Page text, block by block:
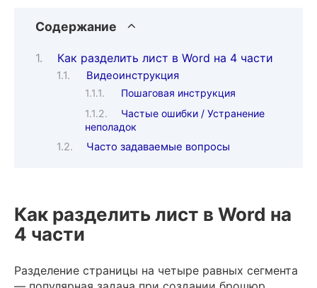
Содержание
Как разделить лист в Word на 4 части
Видеоинструкция
Пошаговая инструкция
Частые ошибки / Устранение
неполадок
Часто задаваемые вопросы
Как разделить лист в Word на
4 части
Разделение страницы на четыре равных сегмента